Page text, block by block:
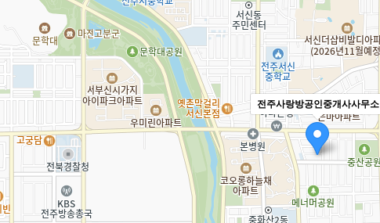
전주사랑방공인중개사사무소